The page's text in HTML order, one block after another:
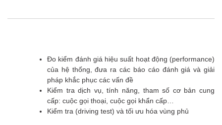
Đo kiểm đánh giá hiệu suất hoạt động (performance)
của hệ thống, đưa ra các báo cáo đánh giá và giải
pháp khắc phục các vấn đề
Kiểm tra dịch vụ, tính năng, tham số cơ bản cung
cấp: cuộc gọi thoại, cuộc gọi khẩn cấp…
Kiểm tra (driving test) và tối ưu hóa vùng phủ